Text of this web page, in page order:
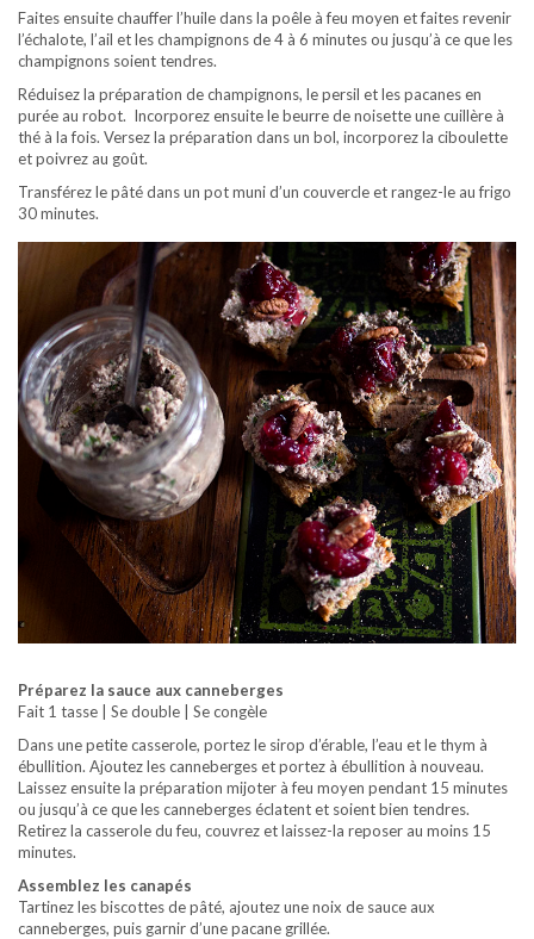
Faites ensuite chauffer l’huile dans la poêle à feu moyen et faites revenir
l’échalote, l’ail et les champignons de 4 à 6 minutes ou jusqu’à ce que les
champignons soient tendres.
Réduisez la préparation de champignons, le persil et les pacanes en
purée au robot. Incorporez ensuite le beurre de noisette une cuillère à
thé à la fois. Versez la préparation dans un bol, incorporez la ciboulette
et poivrez au goût.
Transférez le pâté dans un pot muni d’un couvercle et rangez-le au frigo
30 minutes.
Préparez la sauce aux canneberges
Fait 1 tasse | Se double | Se congèle
Dans une petite casserole, portez le sirop d’érable, l’eau et le thym à
ébullition. Ajoutez les canneberges et portez à ébullition à nouveau.
Laissez ensuite la préparation mijoter à feu moyen pendant 15 minutes
ou jusqu’à ce que les canneberges éclatent et soient bien tendres.
Retirez la casserole du feu, couvrez et laissez-la reposer au moins 15
minutes.
Assemblez les canapés
Tartinez les biscottes de pâté, ajoutez une noix de sauce aux
canneberges, puis garnir d’une pacane grillée.